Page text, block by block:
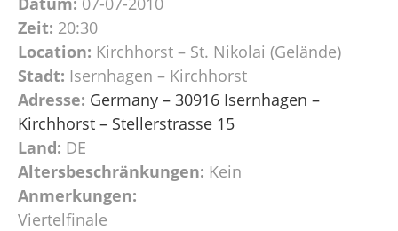
Zeit: 20:30
Location: Kirchhorst – St. Nikolai (Gelände)
Stadt: Isernhagen – Kirchhorst
Adresse: Germany – 30916 Isernhagen –
Kirchhorst – Stellerstrasse 15
Land: DE
Altersbeschränkungen: Kein
Anmerkungen:
Viertelfinale